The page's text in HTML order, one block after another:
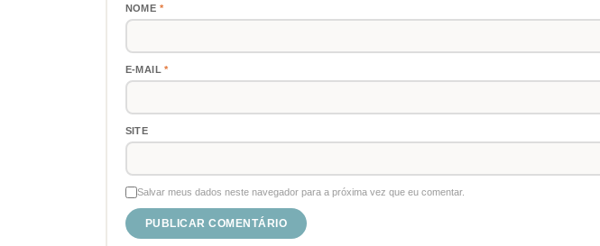
NOME *
E-MAIL*
SITE
Salvar meus dados neste navegador para a próxima vez que eu comentar.